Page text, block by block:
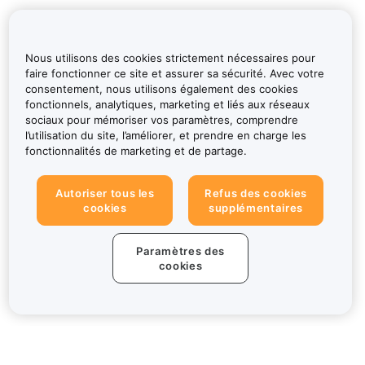
Nous utilisons des cookies strictement nécessaires pour
faire fonctionner ce site et assurer sa sécurité. Avec votre
consentement, nous utilisons également des cookies
fonctionnels, analytiques, marketing et liés aux réseaux
sociaux pour mémoriser vos paramètres, comprendre
l’utilisation du site, l’améliorer, et prendre en charge les
fonctionnalités de marketing et de partage.
Autoriser tous les
cookies
Refus des cookies
supplémentaires
Paramètres des
cookies